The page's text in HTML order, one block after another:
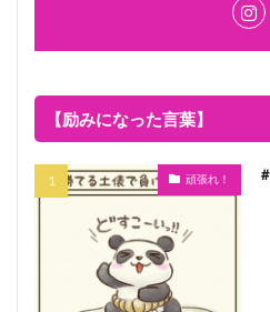
【励みになった言葉】
頑張れ！